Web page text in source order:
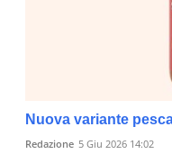
Nuova variante
Redazione 5 Giu 2026 14:02